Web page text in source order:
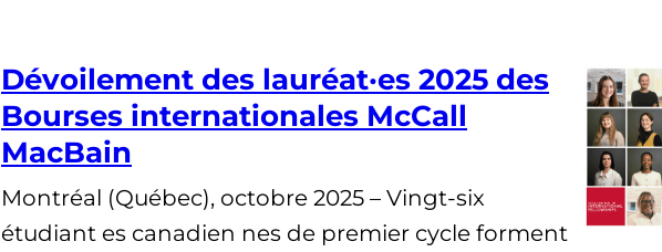
Dévoilement des lauréat·es 2025 des
Bourses internationales McCall
MacBain
Montréal (Québec), octobre 2025 – Vingt-six
étudiant es canadien nes de premier cycle forment